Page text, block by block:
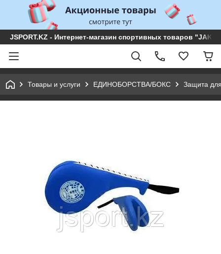
JSPORT.KZ - Интернет-магазин спортивных товаров
Товары и услуги ЕДИНОБОРСТВА/БОКС Защита